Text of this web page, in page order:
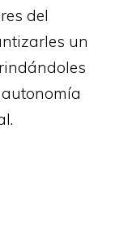
del
un